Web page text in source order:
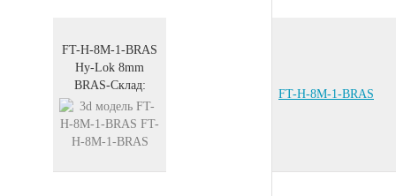
FT-H-8M-1-BRAS
Hy-Lok 8mm
BRAS-Склад:
FT-H-8M-1-BRAS